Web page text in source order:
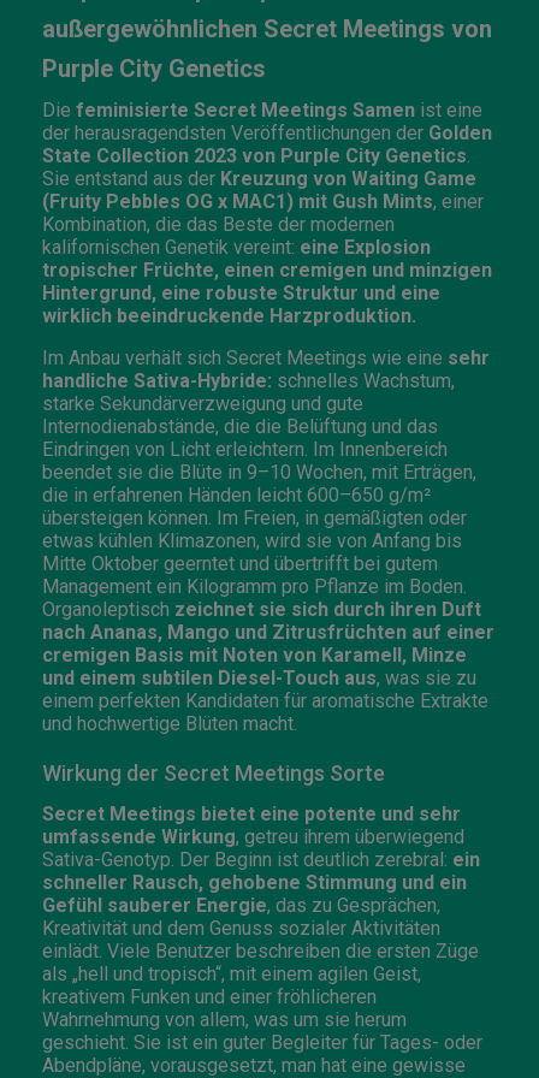
außergewöhnlichen Secret Meetings von
Purple City Genetics
Die feminisierte Secret Meetings Samen ist eine
der herausragendsten Veröffentlichungen der Golden
State Collection 2023 von Purple City Genetics
Sie entstand aus der Kreuzung von Waiting Game
(Fruity Pebbles OG x MAC1) mit Gush Mints, einer
Kombination, die das Beste der modernen
kalifornischen Genetik vereint: eine Explosion
tropischer Früchte, einen cremigen und minzigen
Hintergrund, eine robuste Struktur und eine
wirklich beeindruckende Harzproduktion.
Im Anbau verhält sich Secret Meetings wie eine sehr
handliche Sativa-Hybride: schnelles Wachstum,
starke Sekundärverzweigung und gute
Internodienabstände, die die Belüftung und das
Eindringen von Licht erleichtern. Im Innenbereich
beendet sie die Blüte in 9–10 Wochen, mit Erträgen,
die in erfahrenen Händen leicht 600–650 g/m²
übersteigen können. Im Freien, in gemäßigten oder
etwas kühlen Klimazonen, wird sie von Anfang bis
Mitte Oktober geerntet und übertrifft bei gutem
Management ein Kilogramm pro Pflanze im Boden.
Organoleptisch zeichnet sie sich durch ihren Duft
nach Ananas, Mango und Zitrusfrüchten auf einer
cremigen Basis mit Noten von Karamell, Minze
und einem subtilen Diesel-Touch aus, was sie zu
einem perfekten Kandidaten für aromatische Extrakte
und hochwertige Blüten macht.
Wirkung der Secret Meetings Sorte
Secret Meetings bietet eine potente und sehr
umfassende Wirkung, getreu ihrem überwiegend
Sativa-Genotyp. Der Beginn ist deutlich zerebral: ein
schneller Rausch, gehobene Stimmung und ein
Gefühl sauberer Energie, das zu Gesprächen,
Kreativität und dem Genuss sozialer Aktivitäten
einlädt. Viele Benutzer beschreiben die ersten Züge
als „hell und tropisch“, mit einem agilen Geist,
kreativem Funken und einer fröhlicheren
Wahrnehmung von allem, was um sie herum
geschieht. Sie ist ein guter Begleiter für Tages- oder
Abendpläne, vorausgesetzt, man hat eine gewisse